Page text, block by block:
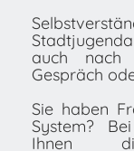
auch
Gespräch
Sie haben
System?
Ihnen